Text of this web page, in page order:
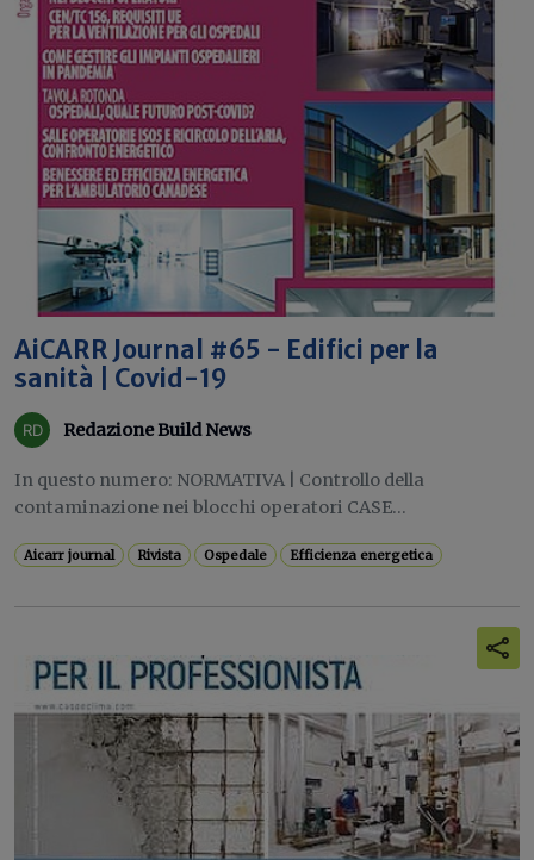
AiCARR Journal #65 - Edifici per la
sanità | Covid-19
Redazione Build News
In questo numero: NORMATIVA | Controllo della
contaminazione nei blocchi operatori CASE...
Aicarr journal Rivista Ospedale Efficienza energetica